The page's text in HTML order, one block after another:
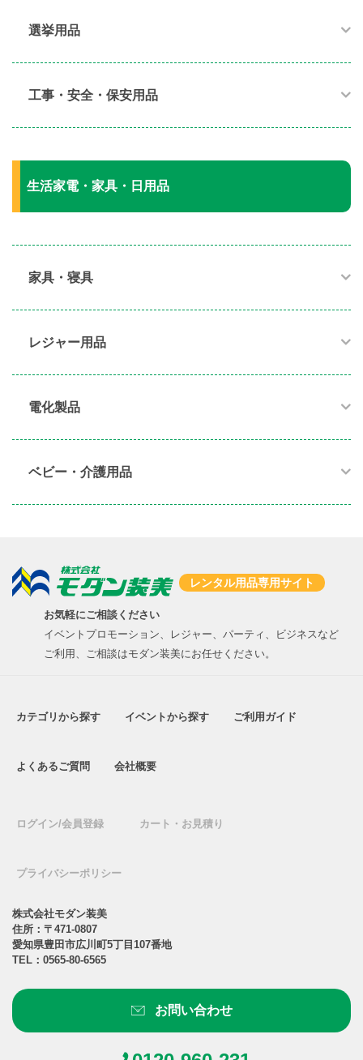
選挙用品
工事・安全・保安用品
生活家電・家具・日用品
家具・寝具​
レジャー用品
電化製品​
ベビー・介護用品​
レンタル用品専用サイト
お気軽にご相談ください
イベントプロモーション、レジャー、パーティ、ビジネスなど
ご利用、ご相談はモダン装美にお任せください。
カテゴリから探す イベントから探す ご利用ガイド
よくあるご質問 会社概要
ログイン/会員登録 カート・お見積り
プライバシーポリシー
株式会社モダン装美
住所：〒471-0807
愛知県豊田市広川町5丁目107番地
TEL： 0565-80-6565
お問い合わせ